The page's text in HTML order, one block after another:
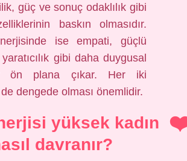
güç ve sonuç odaklılık gibi
baskın olmasıdır.
ise empati, güçlü
gibi daha duygusal
ön plana çıkar. Her iki
dengede olması önemlidir.
yüksek kadın
davranır?